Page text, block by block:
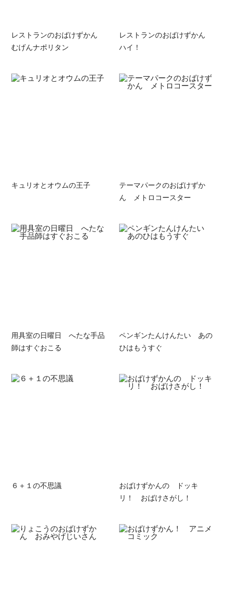
レストランのおばけずかん
むげんナポリタン
レストランのおばけずかん
ハイ！
キュリオとオウムの王子
テーマパークのおばけずか
ん メトロコースター
用具室の日曜日 へたな手品
師はすぐおこる
ペンギンたんけんたい あの
ひはもうすぐ
６＋１の不思議
おばけずかんの ドッキ
リ！ おばけさがし！